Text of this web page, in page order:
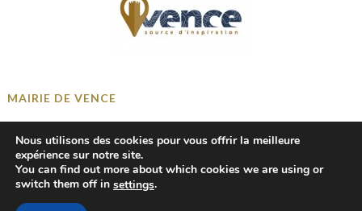
MAIRIE DE VENCE
+33 4 93 58 41 00
mairie@ville-vence.fr
Nous utilisons des cookies pour vous offrir la meilleure
expérience sur notre site.
You can find out more about which cookies we are using or
switch them off in settings.